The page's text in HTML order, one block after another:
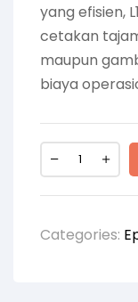
yang efisien,
cetakan
maupun
biaya
Categories: